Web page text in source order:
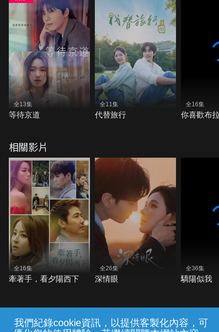
我們紀錄cookie資訊，以提供客製化內容，可
全13集
等待京道
全11集
代替旅行
全16集
你喜歡布
相關影片
全16集
牽著手，看夕陽西下
全26集
深情眼
全36集
驕陽似我
{{notifyMsg}}